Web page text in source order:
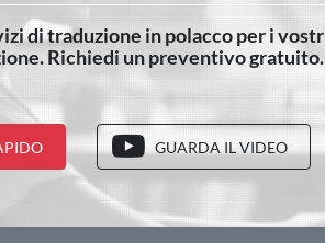
di traduzione in polacco per i
Richiedi un preventivo gratuito.
GUARDA IL VIDEO